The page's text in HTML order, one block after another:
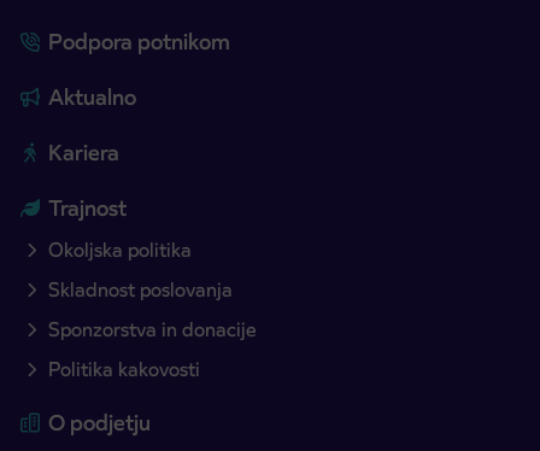
Podpora potnikom
Aktualno
Kariera
Trajnost
Okoljska politika
Skladnost poslovanja
Sponzorstva in donacije
Politika kakovosti
O podjetju